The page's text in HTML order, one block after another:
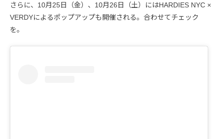
さらに、10月25日（金）、10月26日（土）にはHARDIES NYC ×
VERDYによるポップアップも開催される。合わせてチェック
を。